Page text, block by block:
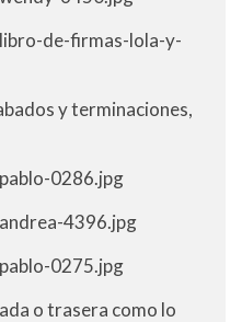
y terminaciones,
o trasera como lo